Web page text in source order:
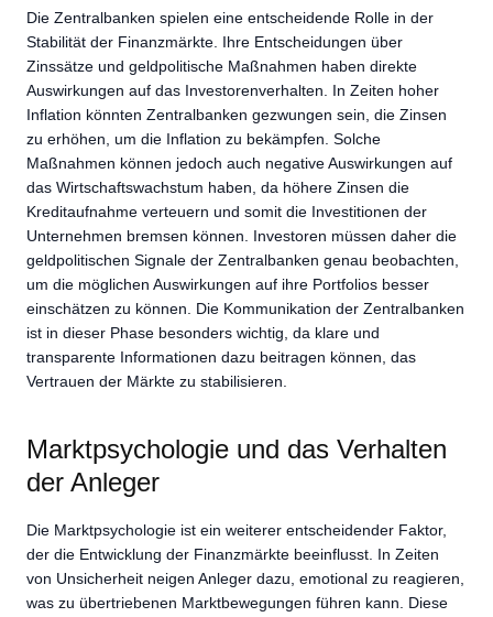
Die Zentralbanken spielen eine entscheidende Rolle in der
Stabilität der Finanzmärkte. Ihre Entscheidungen über
Zinssätze und geldpolitische Maßnahmen haben direkte
Auswirkungen auf das Investorenverhalten. In Zeiten hoher
Inflation könnten Zentralbanken gezwungen sein, die Zinsen
zu erhöhen, um die Inflation zu bekämpfen. Solche
Maßnahmen können jedoch auch negative Auswirkungen auf
das Wirtschaftswachstum haben, da höhere Zinsen die
Kreditaufnahme verteuern und somit die Investitionen der
Unternehmen bremsen können. Investoren müssen daher die
geldpolitischen Signale der Zentralbanken genau beobachten,
um die möglichen Auswirkungen auf ihre Portfolios besser
einschätzen zu können. Die Kommunikation der Zentralbanken
ist in dieser Phase besonders wichtig, da klare und
transparente Informationen dazu beitragen können, das
Vertrauen der Märkte zu stabilisieren.
Marktpsychologie und das Verhalten
der Anleger
Die Marktpsychologie ist ein weiterer entscheidender Faktor,
der die Entwicklung der Finanzmärkte beeinflusst. In Zeiten
von Unsicherheit neigen Anleger dazu, emotional zu reagieren,
was zu übertriebenen Marktbewegungen führen kann. Diese